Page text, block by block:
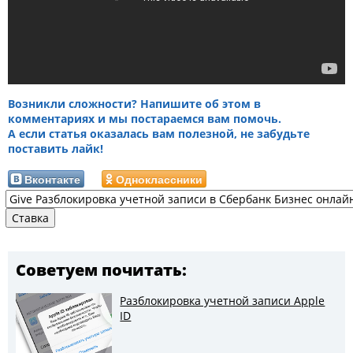
Возникли сложности? Напишите об этом в
комментариях и мы постараемся вам помочь.
А если статья оказалась вам полезной, не забудьте
поставить лайк!
Вконтакте Одноклассники
Советуем почитать:
Разблокировка учетной записи Apple
ID